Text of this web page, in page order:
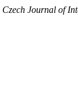
Czech Journal of